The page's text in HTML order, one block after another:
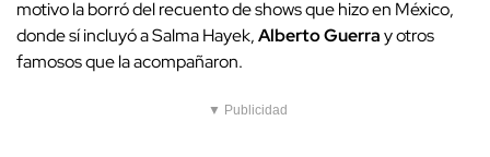
motivo la borró del recuento de shows que hizo en México,
donde sí incluyó a Salma Hayek,Alberto Guerray otros
famosos que la acompañaron.
▼ Publicidad